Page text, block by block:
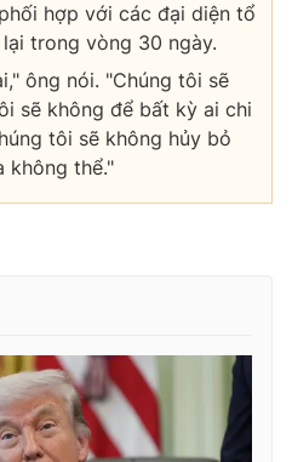
hợp với các đại diện tổ
trong vòng 30 ngày.
ông nói. "Chúng tôi sẽ
sẽ không để bất kỳ ai chi
tôi sẽ không hủy bỏ
không thể."